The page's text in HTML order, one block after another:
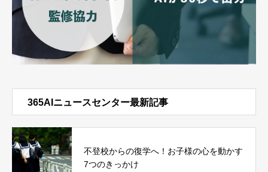
365AIニュースセンター最新記事
不登校からの復学へ！お子様の心を動かす
7つのきっかけ